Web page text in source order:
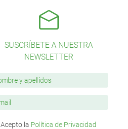
SUSCRÍBETE A NUESTRA
NEWSLETTER
Acepto la Política de Privacidad